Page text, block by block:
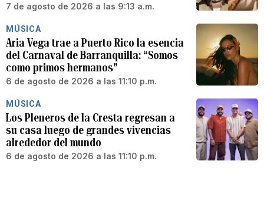
7 de agosto de 2026 a las 9:13 a.m.
MÚSICA
Aria Vega trae a Puerto Rico la esencia
del Carnaval de Barranquilla: “Somos
como primos hermanos”
6 de agosto de 2026 a las 11:10 p.m.
MÚSICA
Los Pleneros de la Cresta regresan a
su casa luego de grandes vivencias
alrededor del mundo
6 de agosto de 2026 a las 11:10 p.m.